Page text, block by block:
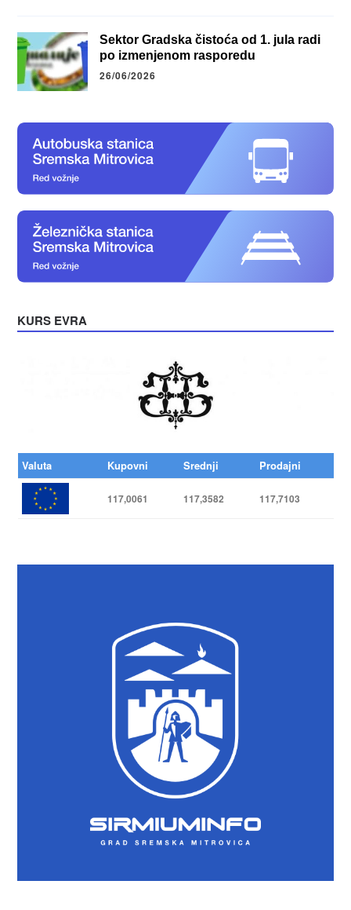
Sektor Gradska čistoća od 1. jula radi
po izmenjenom rasporedu
26/06/2026
KURS EVRA
Valuta Kupovni Srednji Prodajni
117,0061 117,3582 117,7103